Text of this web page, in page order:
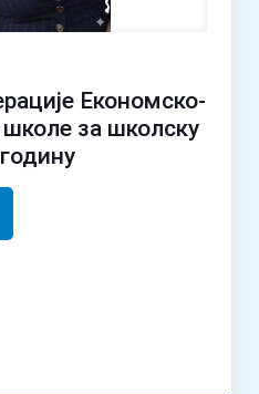
Економско-
школе за школску